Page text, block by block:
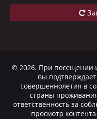
© 2026. При посещении
вы
совершеннолетия в
страны
ответственность за
просмотр